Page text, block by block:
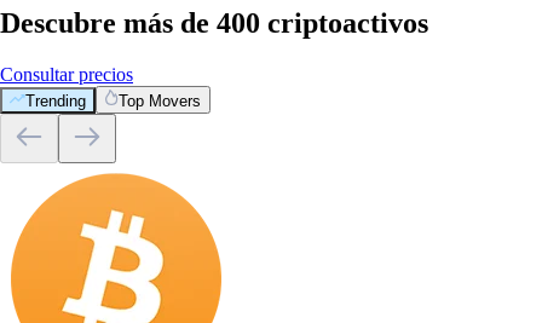
Descubre más de 400 criptoactivos
Consultar precios
Trending Top Movers